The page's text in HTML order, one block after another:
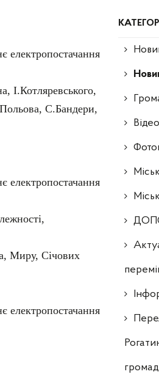
КАТЕГОРІЇ
електропостачання
І.Котляревського,
С.Бандери,
електропостачання
Миру, Січових
електропостачання